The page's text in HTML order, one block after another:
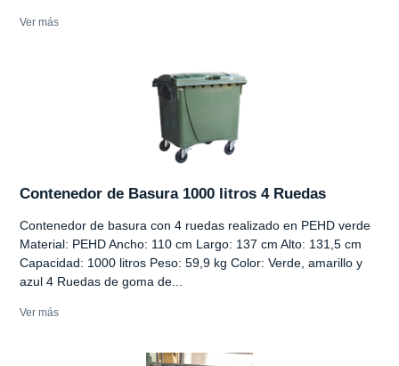
Ver más
Contenedor de Basura 1000 litros 4 Ruedas
Contenedor de basura con 4 ruedas realizado en PEHD verde
Material: PEHD Ancho: 110 cm Largo: 137 cm Alto: 131,5 cm
Capacidad: 1000 litros Peso: 59,9 kg Color: Verde, amarillo y
azul 4 Ruedas de goma de...
Ver más